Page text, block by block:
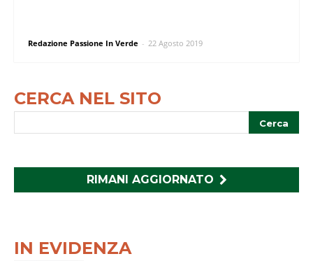
Redazione Passione In Verde - 22 Agosto 2019
CERCA NEL SITO
RIMANI AGGIORNATO
IN EVIDENZA